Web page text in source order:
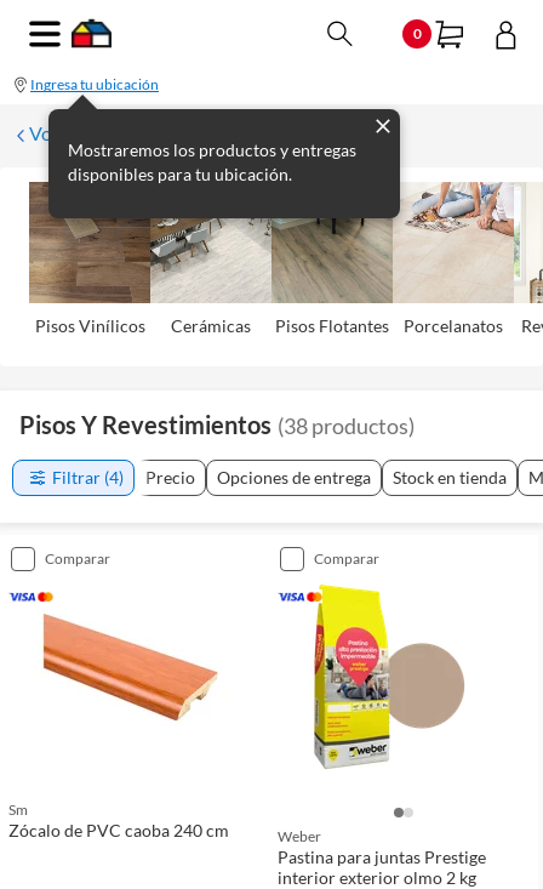
0
Ingresa tu ubicación
Mostraremos los productos y entregas
disponibles para tu ubicación.
Volver
Pisos Viní­licos Cerámicas Pisos Flotantes Porcelanatos
Pisos Y Revestimientos (38productos)
Filtrar (4) Precio Opciones de entrega Stock en tienda
comparar
Sm
Zócalo de PVC caoba 240 cm
comparar
Weber
Pastina para juntas Prestige
interior exterior olmo 2 kg